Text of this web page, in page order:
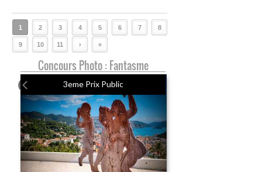
1 2 3 4 5 6 7 8
9 10 11 › »
Concours Photo : Fantasme
3eme Prix Public